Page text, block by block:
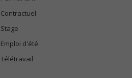
Contractuel
Stage
Emploi d'été
Télétravail